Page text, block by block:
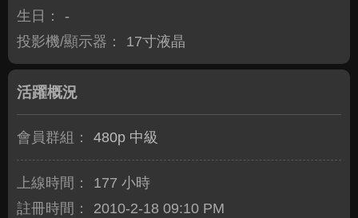
生日：
-
投影機/顯示器：
17寸液晶
活躍概況
會員群組： 480p 中級
上線時間：
177 小時
註冊時間：
2010-2-18 09:10 PM